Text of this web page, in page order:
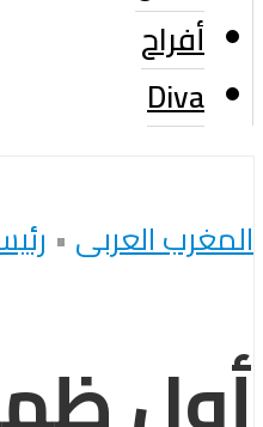
أفراح
Diva
المغرب العربى •